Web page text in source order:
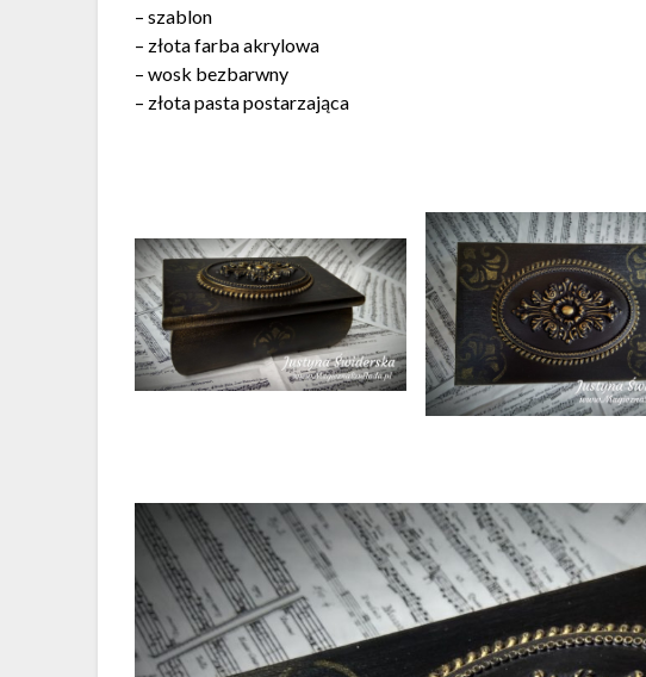
– szablon
– złota farba akrylowa
– wosk bezbarwny
– złota pasta postarzająca